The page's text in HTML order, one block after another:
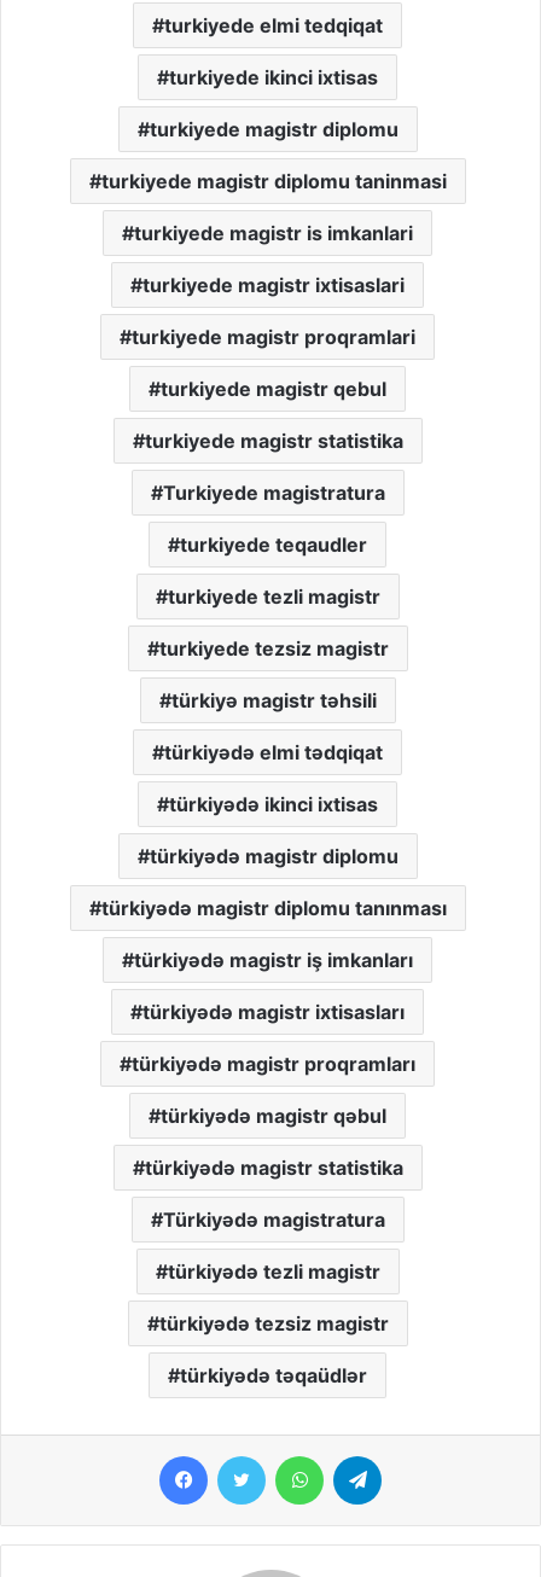
turkiyede elmi tedqiqat
turkiyede ikinci ixtisas
turkiyede magistr diplomu
turkiyede magistr diplomu taninmasi
turkiyede magistr is imkanlari
turkiyede magistr ixtisaslari
turkiyede magistr proqramlari
turkiyede magistr qebul
turkiyede magistr statistika
Turkiyede magistratura
turkiyede teqaudler
turkiyede tezli magistr
turkiyede tezsiz magistr
türkiyə magistr təhsili
türkiyədə elmi tədqiqat
türkiyədə ikinci ixtisas
türkiyədə magistr diplomu
türkiyədə magistr diplomu tanınması
türkiyədə magistr iş imkanları
türkiyədə magistr ixtisasları
türkiyədə magistr proqramları
türkiyədə magistr qəbul
türkiyədə magistr statistika
Türkiyədə magistratura
türkiyədə tezli magistr
türkiyədə tezsiz magistr
türkiyədə təqaüdlər
FacebookTwitter WhatsApp